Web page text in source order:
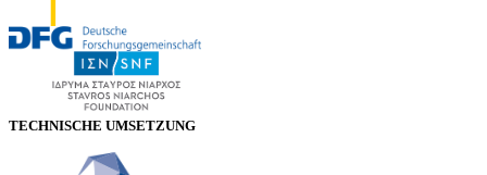
TECHNISCHE UMSETZUNG